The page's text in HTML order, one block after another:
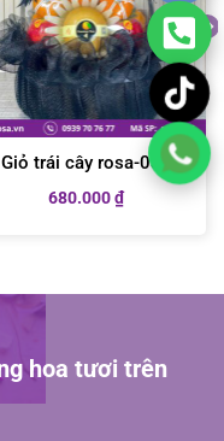
Giỏ trái cây rosa-036
680.000₫
hoa tươi trên